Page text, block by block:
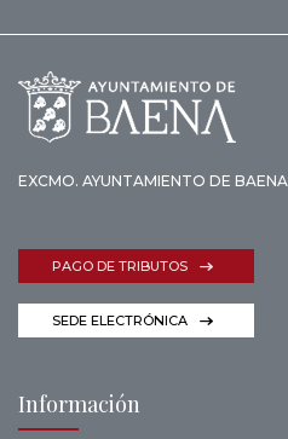
EXCMO. AYUNTAMIENTO DE BAENA
PAGO DE TRIBUTOS
SEDE ELECTRÓNICA
Información